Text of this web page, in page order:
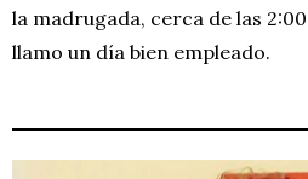
la madrugada, cerca de las
llamo un día bien empleado.